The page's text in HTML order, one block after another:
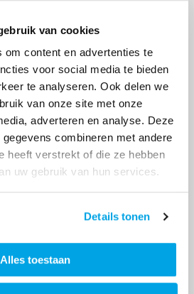
van cookies
om content en advertenties te
voor social media te bieden
te analyseren. Ook delen we
van onze site met onze
adverteren en analyse. Deze
combineren met andere
heeft verstrekt of die ze hebben
uw gebruik van hun services.
Details tonen
Alles toestaan
van jouw account? Dan
je graag stap voor stap op
aan!
meteen online regelen op
jou uitkomt.